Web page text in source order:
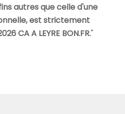
autres que celle d'une
est strictement
CA A LEYRE BON.FR."